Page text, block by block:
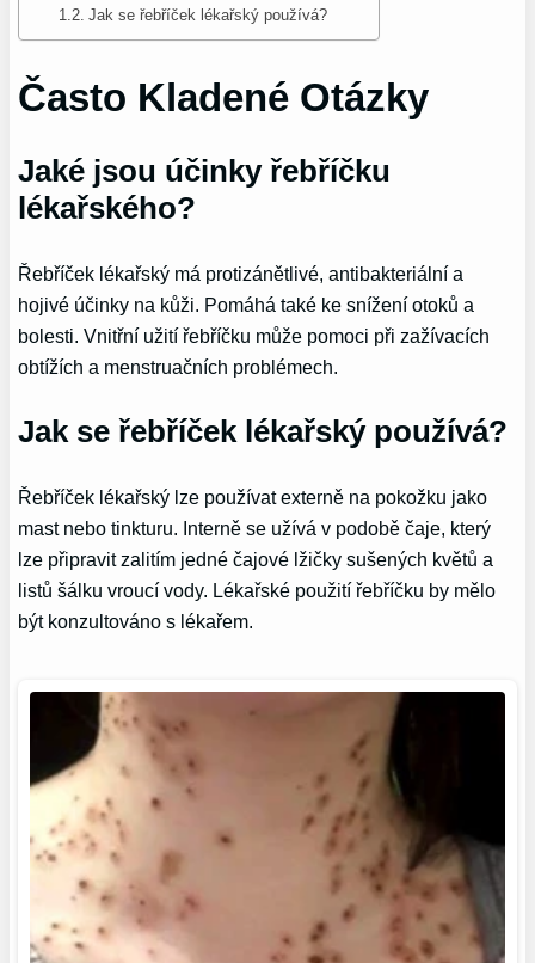
Jak se řebříček lékařský používá?
Často Kladené Otázky
Jaké jsou účinky řebříčku
lékařského?
Řebříček lékařský má protizánětlivé, antibakteriální a
hojivé účinky na kůži. Pomáhá také ke snížení otoků a
bolesti. Vnitřní užití řebříčku může pomoci při zažívacích
obtížích a menstruačních problémech.
Jak se řebříček lékařský používá?
Řebříček lékařský lze používat externě na pokožku jako
mast nebo tinkturu. Interně se užívá v podobě čaje, který
lze připravit zalitím jedné čajové lžičky sušených květů a
listů šálku vroucí vody. Lékařské použití řebříčku by mělo
být konzultováno s lékařem.